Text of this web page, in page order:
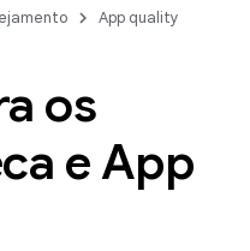
App quality
os
e App